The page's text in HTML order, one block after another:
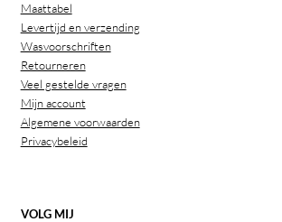
Maattabel
Levertijd en verzending
Wasvoorschriften
Retourneren
Veel gestelde vragen
Mijn account
Algemene voorwaarden
Privacybeleid
VOLG MIJ